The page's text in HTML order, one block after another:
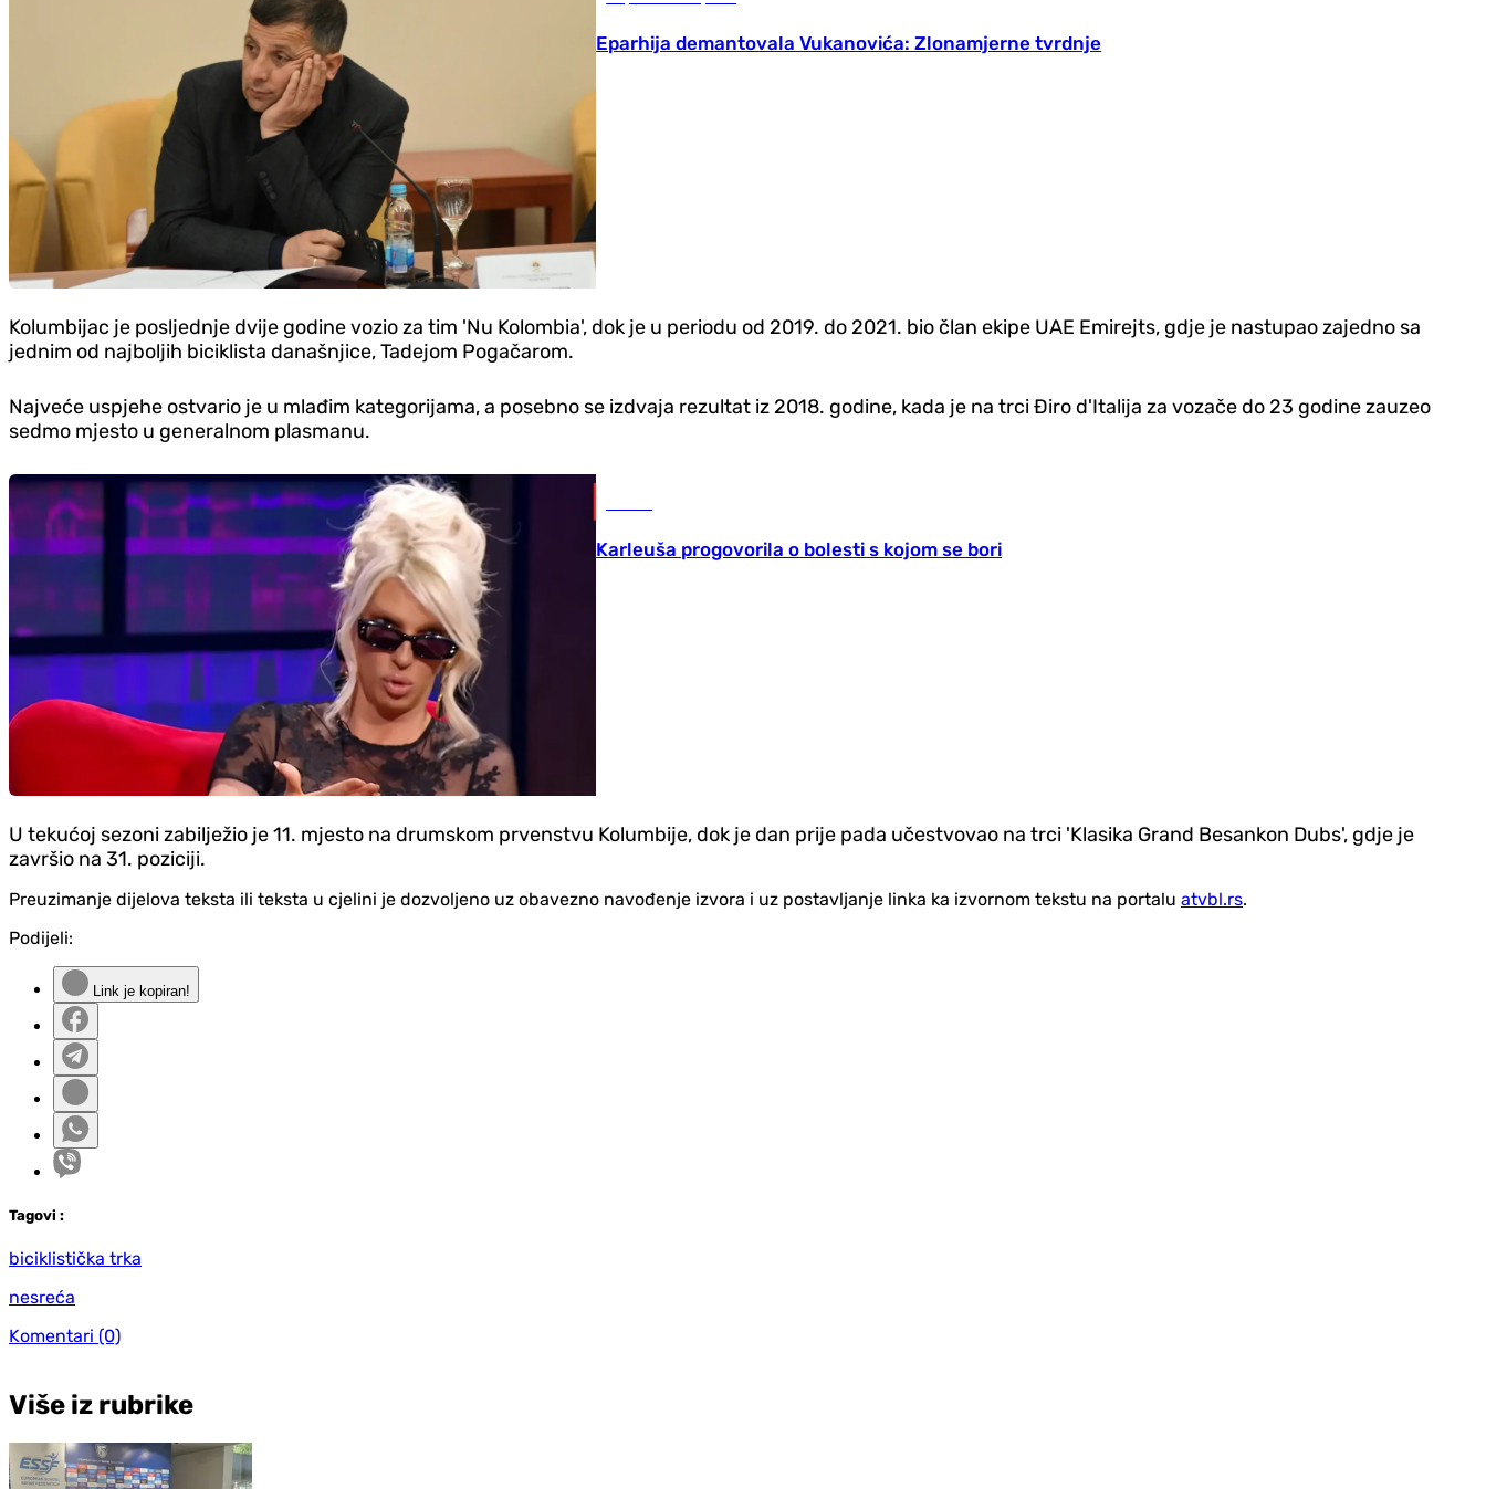
Eparhija demantovala Vukanovića: Zlonamjerne tvrdnje
Kolumbijac je posljednje dvije godine vozio za tim 'Nu Kolombia', dok je u periodu od 2019. do 2021. bio član ekipe UAE Emirejts, gdje je nastupao zajedno sa
jednim od najboljih biciklista današnjice, Tadejom Pogačarom.
Najveće uspjehe ostvario je u mlađim kategorijama, a posebno se izdvaja rezultat iz 2018. godine, kada je na trci Điro d'Italija za vozače do 23 godine zauzeo
sedmo mjesto u generalnom plasmanu.
Karleuša progovorila o bolesti s kojom se bori
U tekućoj sezoni zabilježio je 11. mjesto na drumskom prvenstvu Kolumbije, dok je dan prije pada učestvovao na trci 'Klasika Grand Besankon Dubs', gdje je
završio na 31. poziciji.
Preuzimanje dijelova teksta ili teksta u cjelini je dozvoljeno uz obavezno navođenje izvora i uz postavljanje linka ka izvornom tekstu na portalu atvbl.rs.
Podijeli:
Link je kopiran!
Tagovi :
biciklistička trka
nesreća
Komentari (0)
Više iz rubrike